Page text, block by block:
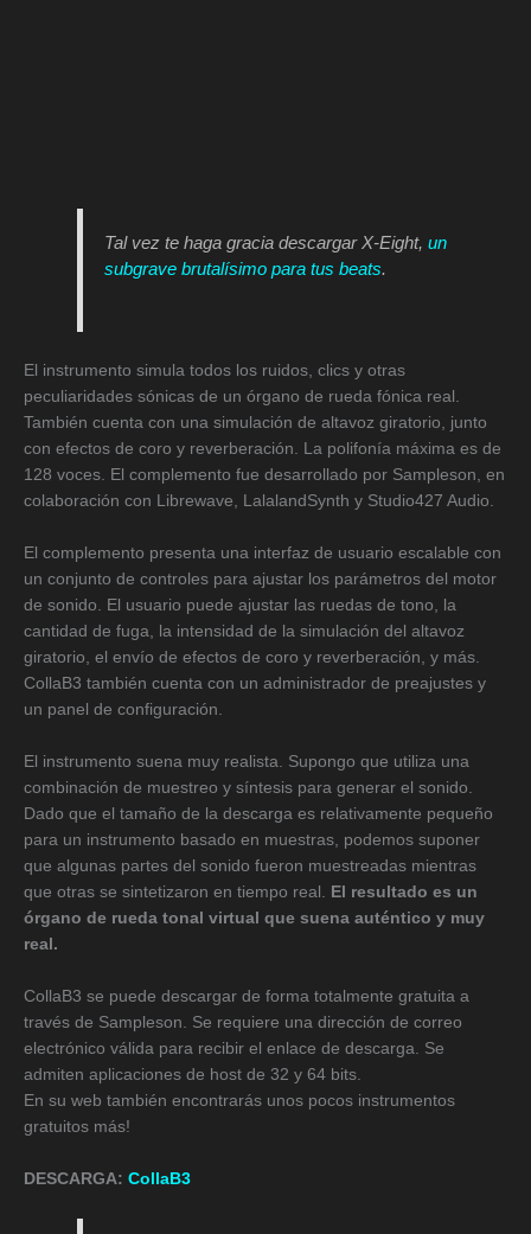
Tal vez te haga gracia descargar X-Eight,un
subgrave brutalísimo para tus beats.
El instrumento simula todos los ruidos, clics y otras
peculiaridades sónicas de un órgano de rueda fónica real.
También cuenta con una simulación de altavoz giratorio, junto
con efectos de coro y reverberación. La polifonía máxima es de
128 voces. El complemento fue desarrollado por Sampleson, en
colaboración con Librewave, LalalandSynth y Studio427 Audio.
El complemento presenta una interfaz de usuario escalable con
un conjunto de controles para ajustar los parámetros del motor
de sonido. El usuario puede ajustar las ruedas de tono, la
cantidad de fuga, la intensidad de la simulación del altavoz
giratorio, el envío de efectos de coro y reverberación, y más.
CollaB3 también cuenta con un administrador de preajustes y
un panel de configuración.
El instrumento suena muy realista. Supongo que utiliza una
combinación de muestreo y síntesis para generar el sonido.
Dado que el tamaño de la descarga es relativamente pequeño
para un instrumento basado en muestras, podemos suponer
que algunas partes del sonido fueron muestreadas mientras
que otras se sintetizaron en tiempo real. El resultado es un
órgano de rueda tonal virtual que suena auténtico y muy
real.
CollaB3 se puede descargar de forma totalmente gratuita a
través de Sampleson. Se requiere una dirección de correo
electrónico válida para recibir el enlace de descarga. Se
admiten aplicaciones de host de 32 y 64 bits.
En su web también encontrarás unos pocos instrumentos
gratuitos más!
DESCARGA: CollaB3